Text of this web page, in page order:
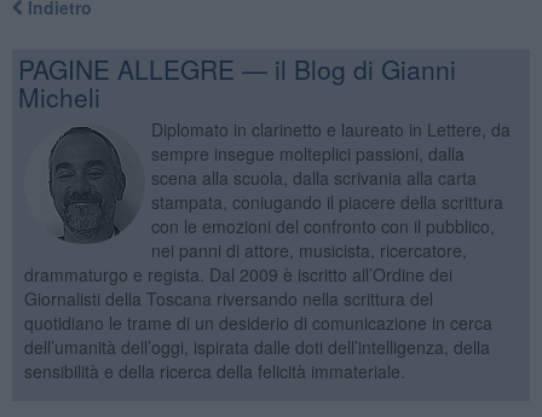
Indietro
PAGINE ALLEGRE — il Blog di Gianni
Micheli
Diplomato in clarinetto e laureato in Lettere, da
sempre insegue molteplici passioni, dalla
scena alla scuola, dalla scrivania alla carta
stampata, coniugando il piacere della scrittura
con le emozioni del confronto con il pubblico,
nei panni di attore, musicista, ricercatore,
drammaturgo e regista. Dal 2009 è iscritto all’Ordine dei
Giornalisti della Toscana riversando nella scrittura del
quotidiano le trame di un desiderio di comunicazione in cerca
dell’umanità dell’oggi, ispirata dalle doti dell’intelligenza, della
sensibilità e della ricerca della felicità immateriale.